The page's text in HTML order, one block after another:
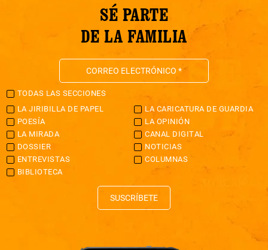
SÉ PARTE
DE LA FAMILIA
TODAS LAS SECCIONES
LA JIRIBILLA DE PAPEL
LA CARICATURA DE GUARDIA
POESÍA
LA OPINIÓN
LA MIRADA
CANAL DIGITAL
DOSSIER
NOTICIAS
ENTREVISTAS
COLUMNAS
BIBLIOTECA
SUSCRÍBETE